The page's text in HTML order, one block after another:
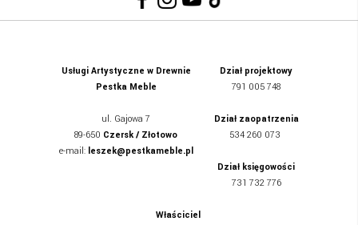
Usługi Artystyczne w Drewnie
Pestka Meble
ul. Gajowa 7
89-650 Czersk / Złotowo
e-mail: leszek@pestkameble.pl
Dział projektowy
791 005 748
Dział zaopatrzenia
534 260 073
Dział księgowości
731 732 776
Właściciel